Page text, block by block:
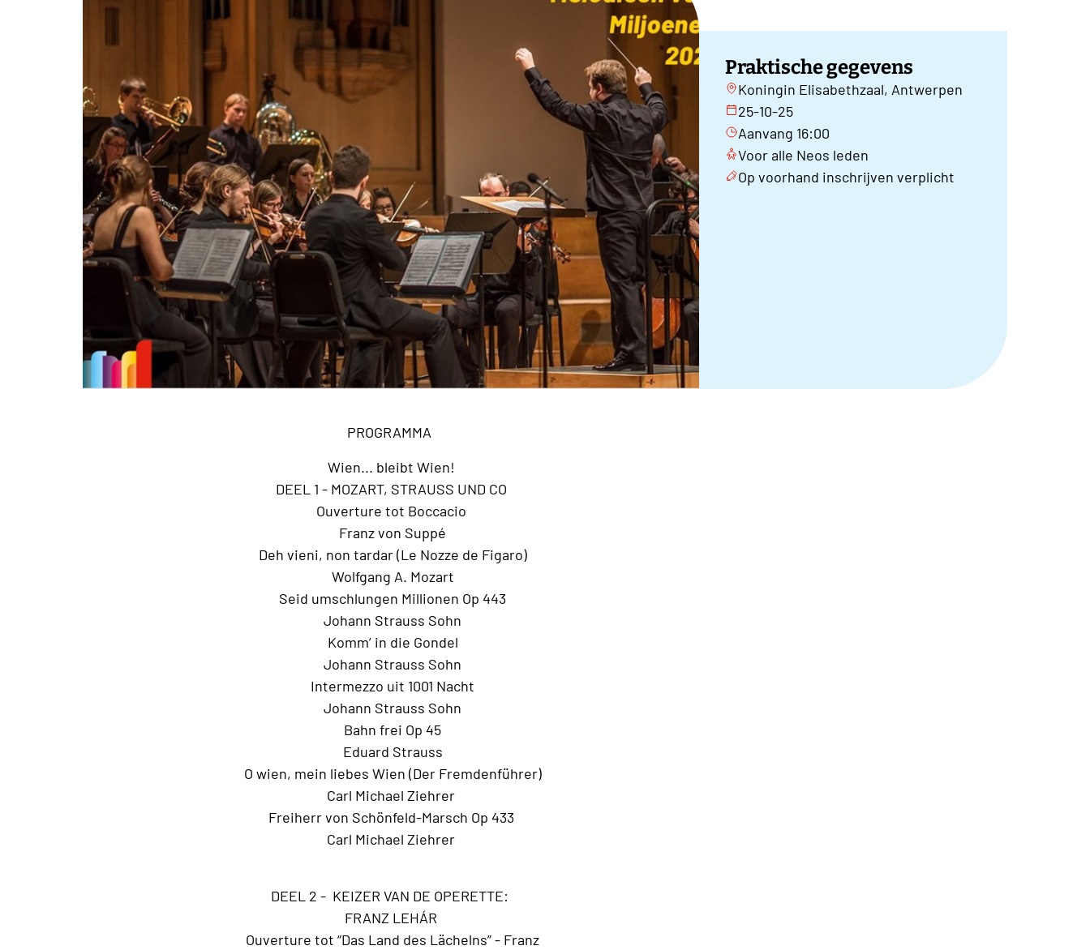
Praktische gegevens
Koningin Elisabethzaal, Antwerpen
25-10-25
Aanvang 16:00
Voor alle Neos leden
Op voorhand inschrijven verplicht
PROGRAMMA
Wien... bleibt Wien!
DEEL 1 - MOZART, STRAUSS UND CO
Ouverture tot Boccacio
Franz von Suppé
Deh vieni, non tardar (Le Nozze de Figaro)
Wolfgang A. Mozart
Seid umschlungen Millionen Op 443
Johann Strauss Sohn
Komm’ in die Gondel
Johann Strauss Sohn
Intermezzo uit 1001 Nacht
Johann Strauss Sohn
Bahn frei Op 45
Eduard Strauss
O wien, mein liebes Wien (Der Fremdenführer)
Carl Michael Ziehrer
Freiherr von Schönfeld-Marsch Op 433
Carl Michael Ziehrer
DEEL 2 - KEIZER VAN DE OPERETTE:
FRANZ LEHÁR
Ouverture tot “Das Land des Lächelns” - Franz